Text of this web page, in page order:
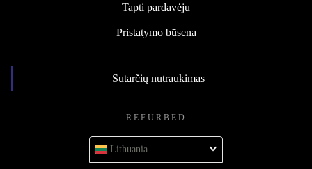
Tapti pardavėju
Pristatymo būsena
Sutarčių nutraukimas
REFURBED
Lithuania